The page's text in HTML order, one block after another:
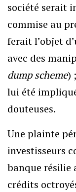
société serait
commise au
ferait l’objet
avec des
dump scheme)
lui été
douteuses.
Une plainte
investisseurs
banque résilie
crédits